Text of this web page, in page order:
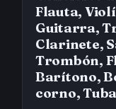
Flauta,
Guitarra,
Clarinete,
Trombón,
Barítono,
corno,